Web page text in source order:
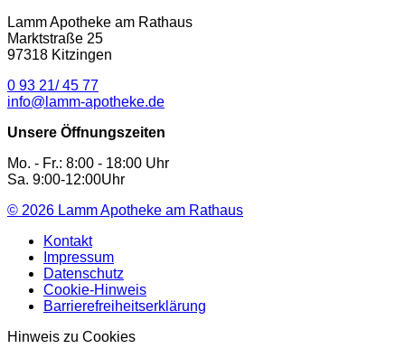
Lamm Apotheke am Rathaus
Marktstraße 25
97318 Kitzingen
0 93 21/ 45 77
info@lamm-apotheke.de
Unsere Öffnungszeiten
Mo. - Fr.: 8:00 - 18:00 Uhr
Sa. 9:00-12:00Uhr
© 2026 Lamm Apotheke am Rathaus
Kontakt
Impressum
Datenschutz
Cookie-Hinweis
Barrierefreiheitserklärung
Hinweis zu Cookies